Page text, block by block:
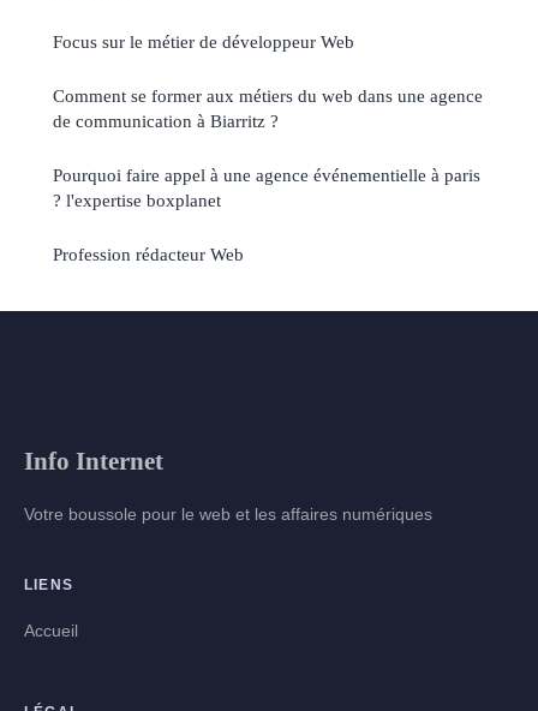
Focus sur le métier de développeur Web
Comment se former aux métiers du web dans une agence
de communication à Biarritz ?
Pourquoi faire appel à une agence événementielle à paris
? l'expertise boxplanet
Profession rédacteur Web
Info Internet
Votre boussole pour le web et les affaires numériques
LIENS
Accueil